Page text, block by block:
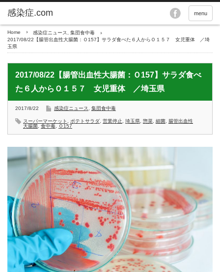
menu
Home 感染症ニュース
集団食中毒
2017/08/22【腸管出血性大腸菌：Ｏ157】サラダ食べた６人からＯ１５７ 女児重体 ／埼
玉県
2017/08/22【腸管出血性大腸菌：Ｏ157】サラダ食べ
た６人からＯ１５７ 女児重体 ／埼玉県
2017/8/22 感染症ニュース 集団食中毒
スーパーマーケット ポテトサラダ 営業停止 埼玉県 惣菜 細菌
腸管出血性
大腸菌 食中毒 Ｏ157